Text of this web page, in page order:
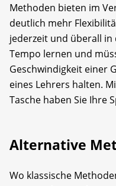
Methoden bieten im
deutlich mehr
jederzeit und überall
Tempo lernen und
Geschwindigkeit einer
eines Lehrers halten.
Tasche haben Sie Ihre
Alternative
Wo klassische